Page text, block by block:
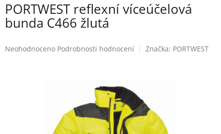
PORTWEST reflexní víceúčelová
bunda C466 žlutá
Průměrné
Neohodnoceno Podrobnosti hodnocení Značka: PORTWEST